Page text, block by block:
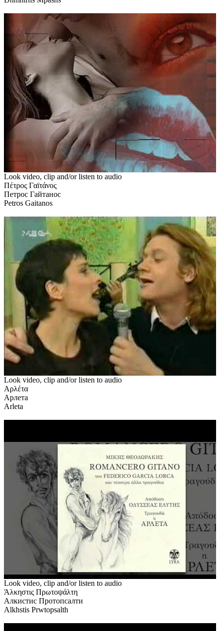
Look video, clip and/or listen to audio
Πέτρος Γαϊτάνος
Петрос Гайтанос
Petros Gaitanos
Look video, clip and/or listen to audio
Αρλέτα
Арлета
Arleta
Look video, clip and/or listen to audio
Άλκηστις Πρωτοψάλτη
Алкистис Протопсалти
Alkhstis Prwtopsalth